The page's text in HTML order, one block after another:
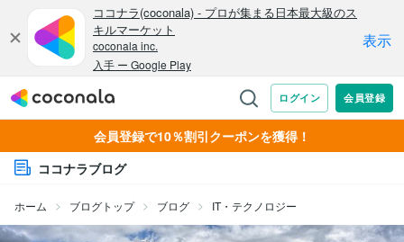
会員登録で10％割引クーポンを獲得！
ココナラブログ
ホーム ブログトップ ブログ IT・テクノロジー